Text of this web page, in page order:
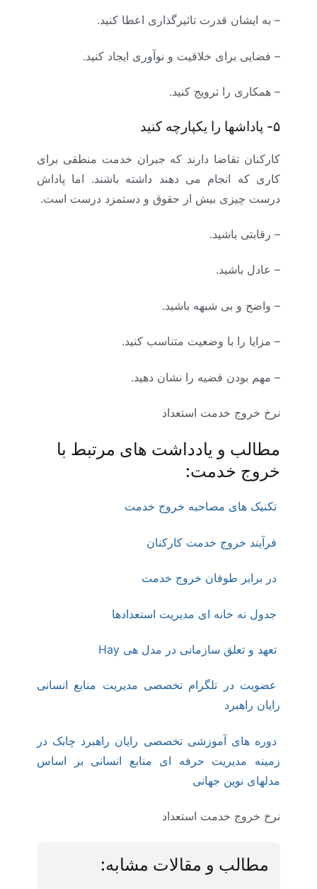
– به ایشان قدرت تاثیرگذاری اعطا کنید.
– فضایی برای خلاقیت و نوآوری ایجاد کنید.
– همکاری را ترویج کنید.
۵- پاداشها را یکپارچه کنید
کارکنان تقاضا دارند که جبران خدمت منطقی برای
کاری که انجام می دهند داشته باشند. اما پاداش
درست چیزی بیش از حقوق و دستمزد درست است.
– رقابتی باشید.
– عادل باشید.
– واضح و بی شبهه باشید.
– مزایا را با وضعیت متناسب کنید.
– مهم بودن قضیه را نشان دهید.
نرخ خروج خدمت استعداد
مطالب و یادداشت های مرتبط با
خروج خدمت:
تکنیک های مصاحبه خروج خدمت
فرآیند خروج خدمت کارکنان
در برابر طوفان خروج خدمت
جدول نه خانه ای مدیریت استعدادها
تعهد و تعلق سازمانی در مدل هی Hay
عضویت در تلگرام تخصصی مدیریت منابع انسانی
رایان راهبرد
دوره های آموزشی تخصصی رایان راهبرد چابک در
زمینه مدیریت حرفه ای منابع انسانی بر اساس
مدلهای نوین جهانی
نرخ خروج خدمت استعداد
مطالب و مقالات مشابه: